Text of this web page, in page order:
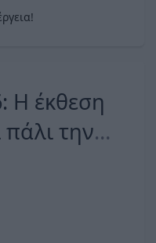
Η έκθεση
πάλι την
αγορά